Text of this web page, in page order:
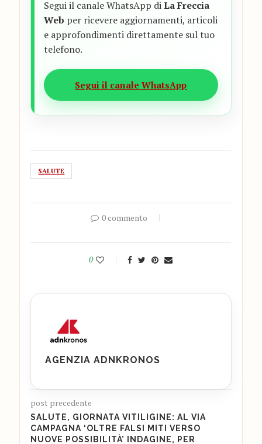
Segui il canale WhatsApp diLa Freccia
Web per ricevere aggiornamenti, articoli
e approfondimenti direttamente sul tuo
telefono.
Segui il canale WhatsApp
SALUTE
0 commento
0
AGENZIA ADNKRONOS
post precedente
SALUTE, GIORNATA VITILIGINE: AL VIA
CAMPAGNA ‘OLTRE FALSI MITI VERSO
NUOVE POSSIBILITÀ’ INDAGINE, PER